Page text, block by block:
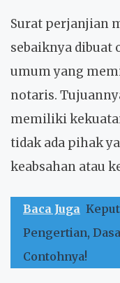
Surat perjanjian
sebaiknya dibuat
umum yang
notaris.
memiliki
tidak ada pihak
keabsahan atau
Baca Juga
Pengertian,
Contohnya!